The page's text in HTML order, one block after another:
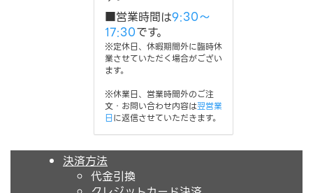
■営業時間は9:30～
17:30です。
※定休日、休暇期間外に臨時休
業させていただく場合がござい
ます。
※休業日、営業時間外のご注
文・お問い合わせ内容は翌営業
日に返信させていただきます。
決済方法
代金引換